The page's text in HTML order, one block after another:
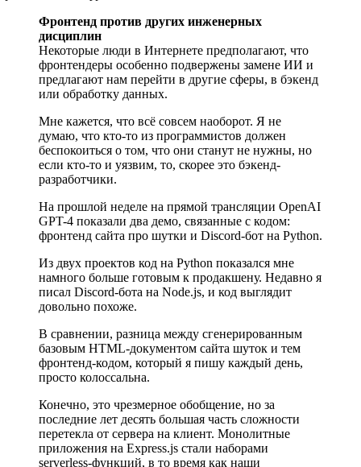
Фронтенд против других инженерных
дисциплин
Некоторые люди в Интернете предполагают, что
фронтендеры особенно подвержены замене ИИ и
предлагают нам перейти в другие сферы, в бэкенд
или обработку данных.
Мне кажется, что всё совсем наоборот. Я не
думаю, что кто-то из программистов должен
беспокоиться о том, что они станут не нужны, но
если кто-то и уязвим, то, скорее это бэкенд-
разработчики.
На прошлой неделе на прямой трансляции OpenAI
GPT-4 показали два демо, связанные с кодом:
фронтенд сайта про шутки и Discord-бот на Python.
Из двух проектов код на Python показался мне
намного больше готовым к продакшену. Недавно я
писал Discord-бота на Node.js, и код выглядит
довольно похоже.
В сравнении, разница между сгенерированным
базовым HTML-документом сайта шуток и тем
фронтенд-кодом, который я пишу каждый день,
просто колоссальна.
Конечно, это чрезмерное обобщение, но за
последние лет десять большая часть сложности
перетекла от сервера на клиент. Монолитные
приложения на Express.js стали наборами
serverless-функций, в то время как наши